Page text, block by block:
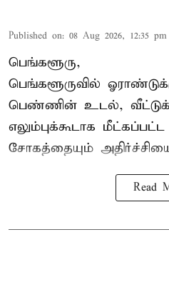
Published on: 08 Aug 2026, 12:35 pm
பெங்களூரு,
பெங்களூருவில்
பெண்ணின் உடல்,
எலும்புக்கூடாக
சோகத்தையும்
Read